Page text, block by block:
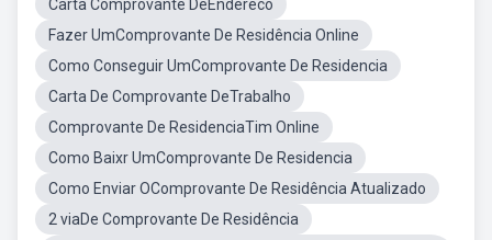
Carta Comprovante DeEndereco
Fazer UmComprovante De Residência Online
Como Conseguir UmComprovante De Residencia
Carta De Comprovante DeTrabalho
Comprovante De ResidenciaTim Online
Como Baixr UmComprovante De Residencia
Como Enviar OComprovante De Residência Atualizado
2 viaDe Comprovante De Residência